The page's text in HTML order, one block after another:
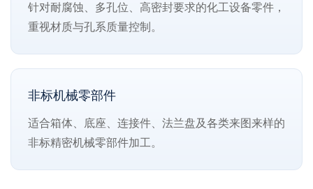
针对耐腐蚀、多孔位、高密封要求的化工设备零件，
重视材质与孔系质量控制。
非标机械零部件
适合箱体、底座、连接件、法兰盘及各类来图来样的
非标精密机械零部件加工。